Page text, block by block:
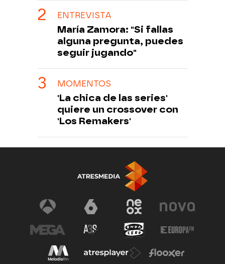
ENTREVISTA
María Zamora: "Si fallas
alguna pregunta, puedes
seguir jugando"
MOMENTOS
'La chica de las series'
quiere un crossover con
'Los Remakers'